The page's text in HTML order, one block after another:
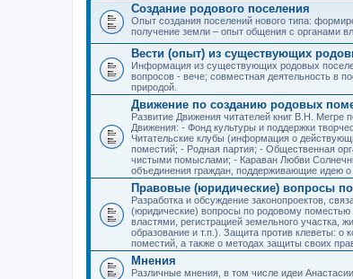
Создание родового поселения
Опыт создания поселений нового типа:
получение земли – опыт общения с органами
Вести (опыт) из существующих
Информация из существующих родовых
вопросов - вече; совместная деятельность в
природой.
Движение по созданию родовых
Развитие Движения читателей книг В.Н.
Движения: - Фонд культуры и поддержки
Читательские клубы (информация о
поместий; - Родная партия; - Общественная
чистыми помыслами; - Караван Любви
объединения граждан, поддерживающие идею о
Правовые (юридические) вопросы
Разработка и обсуждение законопроектов,
(юридические) вопросы по родовому
властями, регистрацией земельного участка,
образование и т.п.). Защита против клеветы: о
поместий, а также о методах защиты своих
Мнения
Различные мнения, в том числе идеи